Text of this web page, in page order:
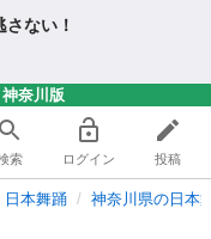
ない！
奈川版
索 ログイン 投稿
日本舞踊 神奈川県の日本